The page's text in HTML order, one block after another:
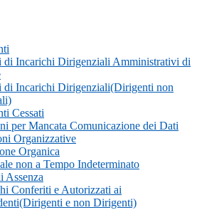
di Incarichi Dirigenziali Amministrativi di
di Incarichi Dirigenziali(Dirigenti non
Cessati
per Mancata Comunicazione dei Dati
Organizzative
Organica
non a Tempo Indeterminato
Assenza
Conferiti e Autorizzati ai
e non Dirigenti)